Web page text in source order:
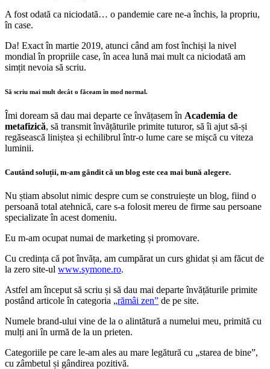
A fost odată ca niciodată… o pandemie care ne-a închis, la propriu,
în case.
Da! Exact în martie 2019, atunci când am fost închiși la nivel
mondial în propriile case, în acea lună mai mult ca niciodată am
simțit nevoia să scriu.
Să scriu mai mult decât o făceam în mod normal.
Îmi doream să dau mai departe ce învățasem în Academia de
metafizică, să transmit învățăturile primite tuturor, să îi ajut să-și
regăsească liniștea și echilibrul într-o lume care se mișcă cu viteza
luminii.
Cautând soluții, m-am gândit că un blog este cea mai bună alegere.
Nu știam absolut nimic despre cum se construiește un blog, fiind o
persoană total atehnică, care s-a folosit mereu de firme sau persoane
specializate în acest domeniu.
Eu m-am ocupat numai de marketing și promovare.
Cu credința că pot învăța, am cumpărat un curs ghidat și am făcut de
la zero site-ul www.symone.ro.
Astfel am început să scriu și să dau mai departe învățăturile primite
postând articole în categoria „rămâi zen” de pe site.
Numele brand-ului vine de la o alintătură a numelui meu, primită cu
mulți ani în urmă de la un prieten.
Categoriile pe care le-am ales au mare legătură cu „starea de bine”,
cu zâmbetul și gândirea pozitivă.